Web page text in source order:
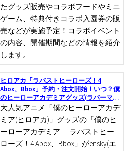
たグッズ販売やコラボフードやミニ
ゲーム、特典付きコラボ入園券の販
売などが実施予定！コラボイベント
の内容、開催期間などの情報を紹介
します。
ヒロアカ「ラバストヒーローズ！4
Abox、Bbox」予約・注文開始！いつ？僕
のヒーローアカデミアグッズ(ラバーマス
コット)通販・取扱い店舗
大人気アニメ「僕のヒーローアカデ
ミア(ヒロアカ)」グッズの「僕のヒ
ーローアカデミア ラバストヒー
ローズ！4 Abox、Bbox」がensky(エ